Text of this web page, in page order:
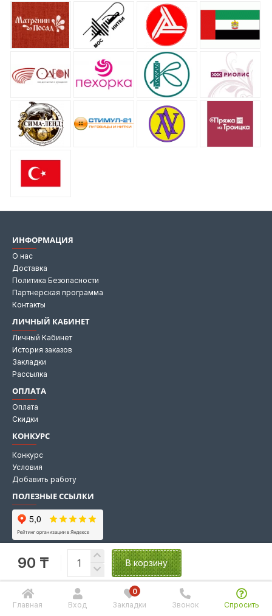
90 ₸ В корзину
Главная Вход Закладки
0
Звонок
Спросить
ИНФОРМАЦИЯ
О нас
Доставка
Политика Безопасности
Партнерская программа
Контакты
ЛИЧНЫЙ КАБИНЕТ
Личный Кабинет
История заказов
Закладки
Рассылка
ОПЛАТА
Оплата
Скидки
КОНКУРС
Конкурс
Условия
Добавить работу
ПОЛЕЗНЫЕ ССЫЛКИ
Мы на Яндекс картах
Мы в 2GIS